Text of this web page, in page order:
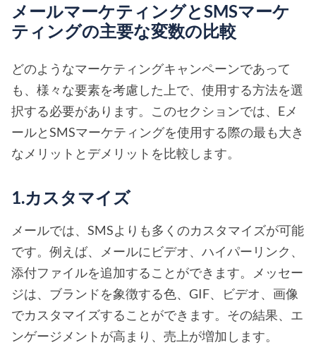
メールマーケティングとSMSマーケ
ティングの主要な変数の比較
どのようなマーケティングキャンペーンであって
も、様々な要素を考慮した上で、使用する方法を選
択する必要があります。このセクションでは、Eメ
ールとSMSマーケティングを使用する際の最も大き
なメリットとデメリットを比較します。
1.カスタマイズ
メールでは、SMSよりも多くのカスタマイズが可能
です。例えば、メールにビデオ、ハイパーリンク、
添付ファイルを追加することができます。メッセー
ジは、ブランドを象徴する色、GIF、ビデオ、画像
でカスタマイズすることができます。その結果、エ
ンゲージメントが高まり、売上が増加します。